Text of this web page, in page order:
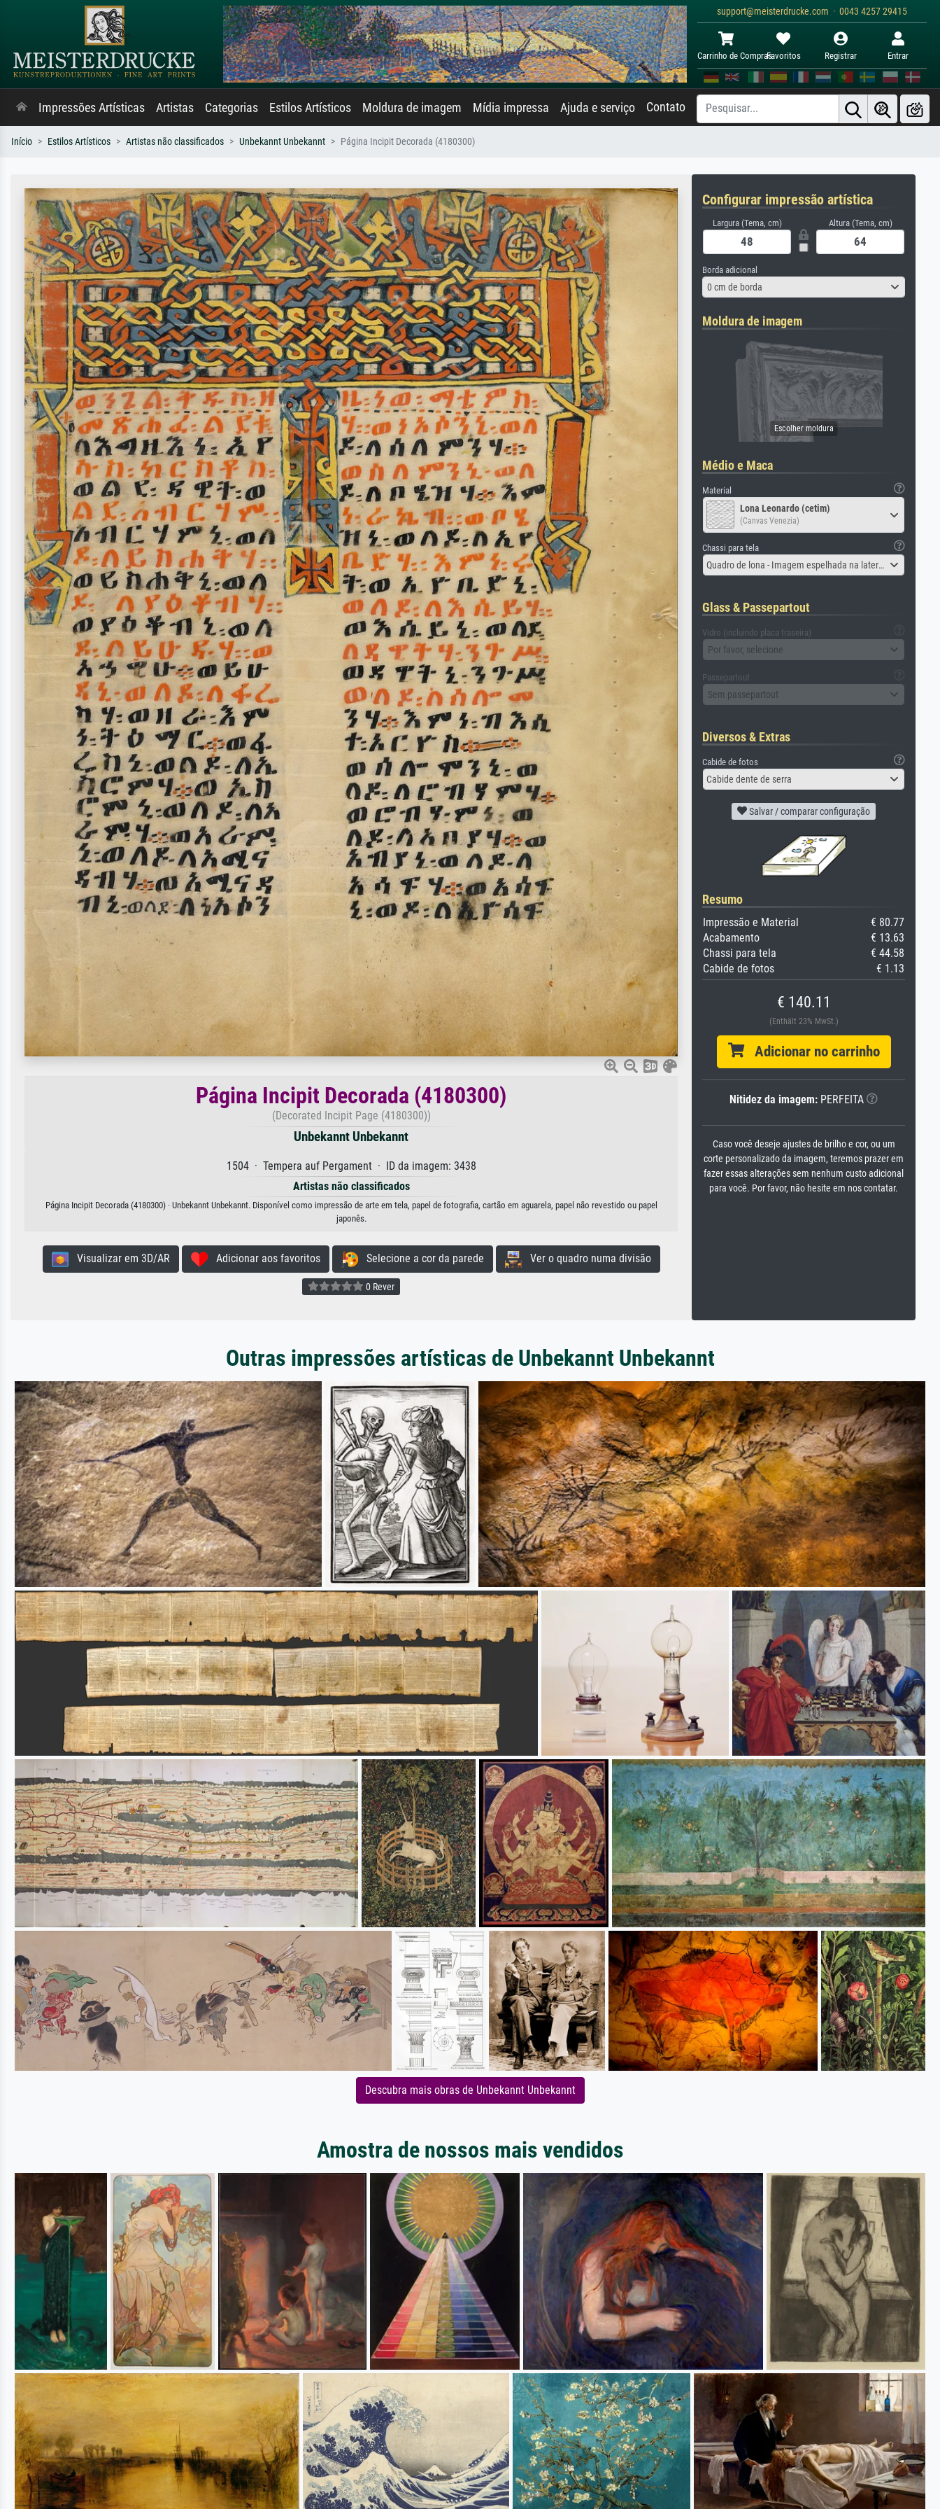
support@meisterdrucke.com · 0043 4257 29415
Carrinho de ComprasFavoritos Registrar Entrar
Impressões Artísticas Artistas Categorias Estilos Artísticos Moldura de imagem Mídia impressa Ajuda e serviço Contato
Início Estilos Artísticos Artistas não classificados Unbekannt Unbekannt Página Incipit Decorada (4180300)
Página Incipit Decorada (4180300)
(Decorated Incipit Page (4180300))
Unbekannt Unbekannt
1504 · Tempera auf Pergament · ID da imagem: 3438
Artistas não classificados
Página Incipit Decorada (4180300) · Unbekannt Unbekannt. Disponível como impressão de arte em tela, papel de fotografia, cartão em aguarela, papel não revestido ou papel
japonês.
Visualizar em 3D/AR Adicionar aos favoritos Selecione a cor da parede Ver o quadro numa divisão
0 Rever
Configurar impressão artística
Largura (Tema, cm) Altura (Tema, cm)
Borda adicional
0 cm de borda
Moldura de imagem
Médio e Maca
Material
Lona Leonardo (cetim)
(Canvas Venezia)
Chassi para tela
Quadro de lona - Imagem espelhada na lateral
Glass & Passepartout
Vidro (incluindo placa traseira)
Por favor, selecione
Passepartout
Sem passepartout
Diversos & Extras
Cabide de fotos
Cabide dente de serra
Salvar / comparar configuração
Resumo
Impressão e Material
€ 80.77
Acabamento
€ 13.63
Chassi para tela
€ 44.58
Cabide de fotos
€ 1.13
€ 140.11
(Enthält 23% MwSt.)
Adicionar no carrinho
Nitidez da imagem: PERFEITA
Caso você deseje ajustes de brilho e cor, ou um
corte personalizado da imagem, teremos prazer em
fazer essas alterações sem nenhum custo adicional
para você. Por favor, não hesite em nos contatar.
Outras impressões artísticas de Unbekannt Unbekannt
Descubra mais obras de Unbekannt Unbekannt
Amostra de nossos mais vendidos